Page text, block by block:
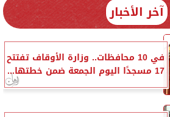
آخر الأخبار
في 10 محافظات.. وزارة الأوقاف تفتتح
17 مسجدًا اليوم الجمعة ضمن خطتها...